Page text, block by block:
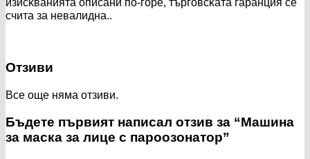
cчитa зa нeвaлиднa..
Отзиви
Все още няма отзиви.
Бъдете първият написал отзив за “Машина
за маска за лице с пароозонатор”